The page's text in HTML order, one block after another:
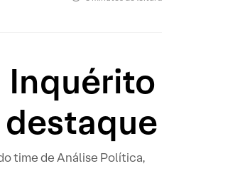
Inquérito
time de Análise Política,